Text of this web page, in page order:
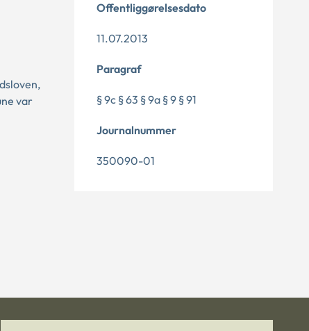
var
Offentliggørelsesdato
11.07.2013
Paragraf
§ 9c § 63 § 9a § 9 § 91
Journalnummer
350090-01